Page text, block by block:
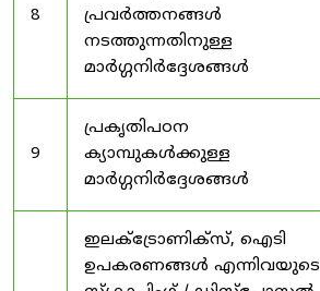
8
പ്രവർത്തനങ്ങൾ
നടത്തുന്നതിനുള്ള
മാർഗ്ഗനിർദ്ദേശങ്ങൾ
9
പ്രകൃതിപഠന
ക്യാമ്പുകൾക്കുള്ള
മാർഗ്ഗനിർദ്ദേശങ്ങൾ
ഇലക്‌ട്രോണിക്‌സ്, ഐടി
ഉപകരണങ്ങൾ എന്നിവയുടെ